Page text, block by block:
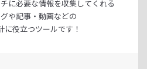
に必要な情報を収集してくれる
や記事・動画などの
に役立つツールです！